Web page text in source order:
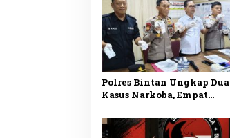
Polres Bintan Ungkap Dua
Kasus Narkoba, Empat
dan Ekstasi Disita